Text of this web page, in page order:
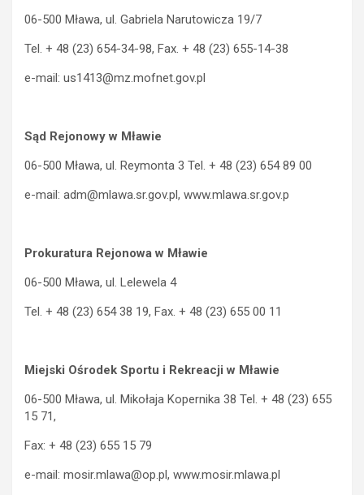
06-500 Mława, ul. Gabriela Narutowicza 19/7
Tel. + 48 (23) 654-34-98, Fax. + 48 (23) 655-14-38
e-mail: us1413@mz.mofnet.gov.pl
Sąd Rejonowy w Mławie
06-500 Mława, ul. Reymonta 3 Tel. + 48 (23) 654 89 00
e-mail: adm@mlawa.sr.gov.pl, www.mlawa.sr.gov.p
Prokuratura Rejonowa w Mławie
06-500 Mława, ul. Lelewela 4
Tel. + 48 (23) 654 38 19, Fax. + 48 (23) 655 00 11
Miejski Ośrodek Sportu i Rekreacji w Mławie
06-500 Mława, ul. Mikołaja Kopernika 38 Tel. + 48 (23) 655
15 71,
Fax: + 48 (23) 655 15 79
e-mail: mosir.mlawa@op.pl, www.mosir.mlawa.pl